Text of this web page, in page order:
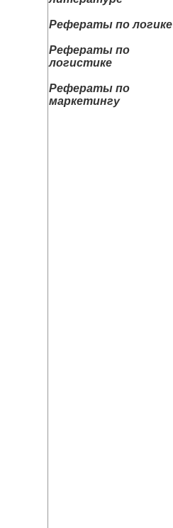
Рефераты по логике
Рефераты по
логистике
Рефераты по
маркетингу